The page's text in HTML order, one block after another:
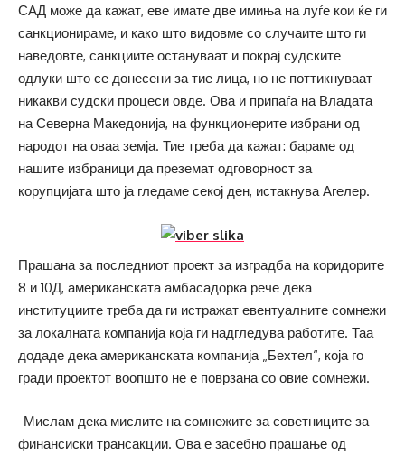
САД може да кажат, еве имате две имиња на луѓе кои ќе ги
санкционираме, и како што видовме со случаите што ги
наведовте, санкциите остануваат и покрај судските
одлуки што се донесени за тие лица, но не поттикнуваат
никакви судски процеси овде. Ова и припаѓа на Владата
на Северна Македонија, на функционерите избрани од
народот на оваа земја. Тие треба да кажат: бараме од
нашите избраници да преземат одговорност за
корупцијата што ја гледаме секој ден, истакнува Агелер.
Прашана за последниот проект за изградба на коридорите
8 и 10Д, американската амбасадорка рече дека
институциите треба да ги истражат евентуалните сомнежи
за локалната компанија која ги надгледува работите. Таа
додаде дека американската компанија „Бехтел“, која го
гради проектот воопшто не е поврзана со овие сомнежи.
-Мислам дека мислите на сомнежите за советниците за
финансиски трансакции. Ова е засебно прашање од